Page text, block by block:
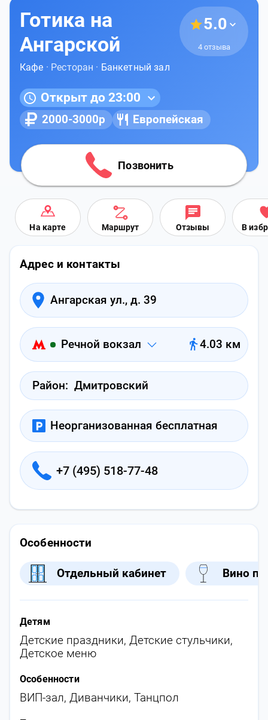
Готика на
Ангарской
5.0
4 отзыва
Кафе · Ресторан · Банкетный зал
Открыт до 23:00
2000-3000р Европейская
Позвонить
На карте Маршрут Отзывы В
Адрес и контакты
Ангарская ул., д. 39
Речной вокзал 4.03 км
Район: Дмитровский
Неорганизованная бесплатная
+7 (495) 518-77-48
Особенности
Отдельный кабинет Вино
Детям
Детские праздники, Детские стульчики,
Детское меню
Особенности
ВИП-зал, Диванчики, Танцпол